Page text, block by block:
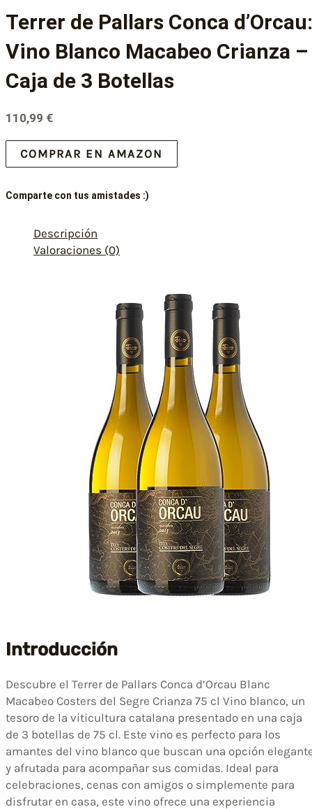
Terrer de Pallars Conca d’Orcau:
Vino Blanco Macabeo Crianza –
Caja de 3 Botellas
110,99 €
COMPRAR EN AMAZON
Comparte con tus amistades :)
Descripción
Valoraciones (0)
Introducción
Descubre el Terrer de Pallars Conca d’Orcau Blanc
Macabeo Costers del Segre Crianza 75 cl Vino blanco, un
tesoro de la viticultura catalana presentado en una caja
de 3 botellas de 75 cl. Este vino es perfecto para los
amantes del vino blanco que buscan una opción
y afrutada para acompañar sus comidas. Ideal para
celebraciones, cenas con amigos o simplemente para
disfrutar en casa, este vino ofrece una experiencia